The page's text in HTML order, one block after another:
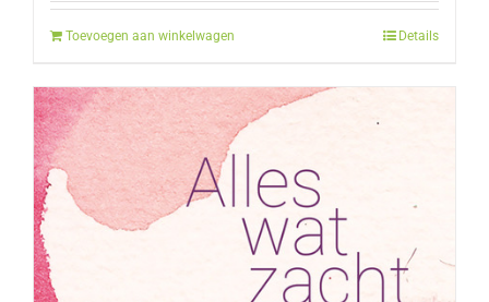
Toevoegen aan winkelwagen Details